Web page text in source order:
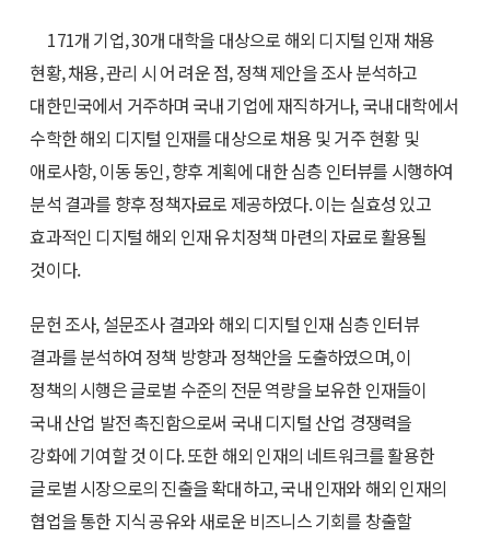
171개 기업, 30개 대학을 대상으로 해외 디지털 인재 채용
현황, 채용, 관리 시 어 려운 점, 정책 제안을 조사 분석하고
대한민국에서 거주하며 국내 기업에 재직하거나, 국내 대학에서
수학한 해외 디지털 인재를 대상으로 채용 및 거주 현황 및
애로사항, 이동 동인, 향후 계획에 대한 심층 인터뷰를 시행하여
분석 결과를 향후 정책자료로 제공하였다. 이는 실효성 있고
효과적인 디지털 해외 인재 유치정책 마련의 자료로 활용될
것이다.
문헌 조사, 설문조사 결과와 해외 디지털 인재 심층 인터뷰
결과를 분석하여 정책 방향과 정책안을 도출하였으며, 이
정책의 시행은 글로벌 수준의 전문 역량을 보유한 인재들이
국내 산업 발전 촉진함으로써 국내 디지털 산업 경쟁력을
강화에 기여할 것 이다. 또한 해외 인재의 네트워크를 활용한
글로벌 시장으로의 진출을 확대하고, 국내 인재와 해외 인재의
협업을 통한 지식 공유와 새로운 비즈니스 기회를 창출할